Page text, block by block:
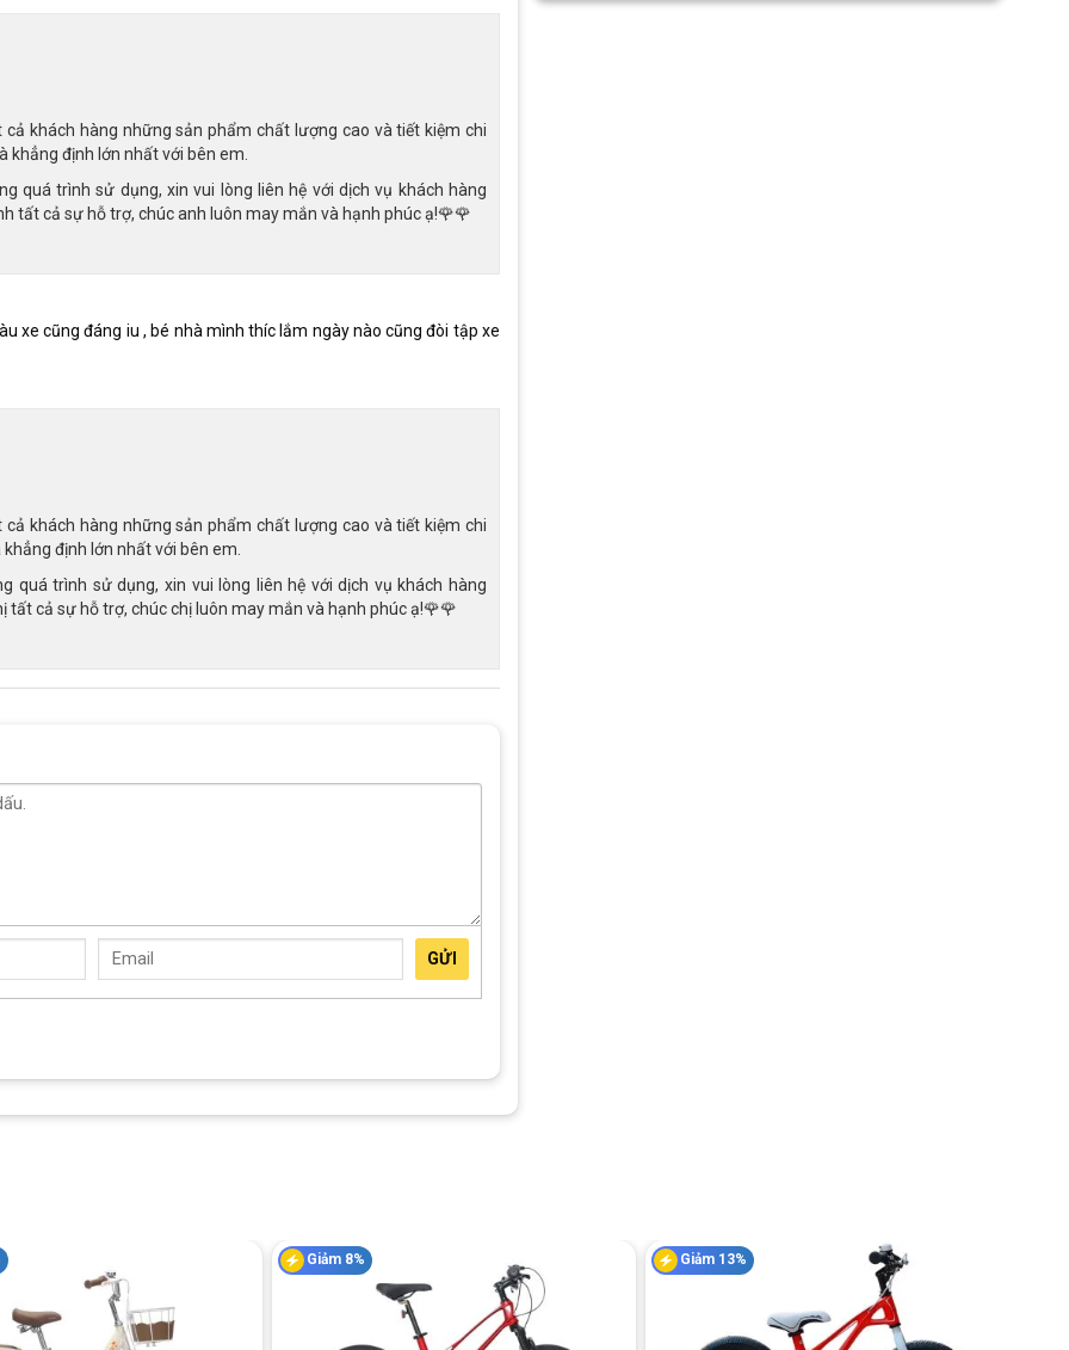
xe đạp trẻ em Qitong Anna 12 inch
Anna 12 inch. Xe được trang bị hệ thống phanh kép giúp bé
là xe phanh lại. Cơ chế kín, ít hỏng vặt, rất hợp với bé chưa
khách hàng những sản phẩm chất lượng cao và tiết kiệm chi
khẳng định lớn nhất với bên em.
quá trình sử dụng, xin vui lòng liên hệ với dịch vụ khách hàng
tất cả sự hỗ trợ, chúc anh luôn may mắn và hạnh phúc ạ!🌹🌹
xe cũng đáng iu , bé nhà mình thíc lắm ngày nào cũng đòi tập xe
khách hàng những sản phẩm chất lượng cao và tiết kiệm chi
định lớn nhất với bên em.
quá trình sử dụng, xin vui lòng liên hệ với dịch vụ khách hàng
cả sự hỗ trợ, chúc chị luôn may mắn và hạnh phúc ạ!🌹🌹
GỬI
Giảm 8% Giảm 13%